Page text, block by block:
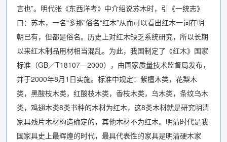
言也”。明代张《东西洋考》中介绍说苏木时，引《一统志》
曰：苏木，一名“多那”俗名“红木”从而可以看出红木一词在明
朝已有，但都是俗名。历史上对红木缺乏系统研究，所以长期
以来红木制品用材相当混乱。为此，我国制定了《红木》国家
标准（GB／T18107—2000），由国家质量技术监督局发布，
并于2000年8月1日实施。标准中规定：紫檀木类，花梨木
类，黑酸枝木类，红酸枝木类，香枝木类，乌木类，条纹乌木
类，鸡翅木类8类书种的木材为红木，这8类木材就是研究明清
家具残片木材构造确定的，其他木材不为红木。明清时代是我
国家具史上最辉煌的时代，最具代表性的家具是明清硬木家